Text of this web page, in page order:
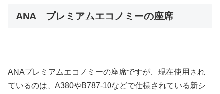
ANA プレミアムエコノミーの座席
ANAプレミアムエコノミーの座席ですが、現在使用され
ているのは、A380やB787‐10などで仕様されている新シ